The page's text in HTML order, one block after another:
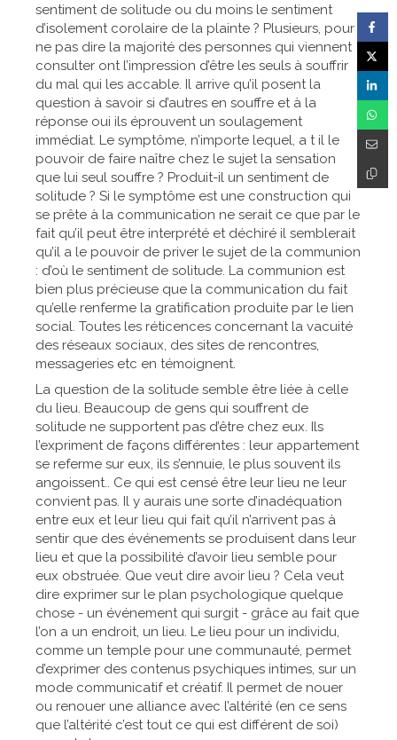
sentiment de solitude ou du moins le sentiment
d’isolement corolaire de la plainte ? Plusieurs, pour
ne pas dire la majorité des personnes qui viennent
consulter ont l’impression d’être les seuls à souffrir
du mal qui les accable. Il arrive qu’il posent la
question à savoir si d’autres en souffre et à la
réponse oui ils éprouvent un soulagement
immédiat. Le symptôme, n’importe lequel, a t il le
pouvoir de faire naître chez le sujet la sensation
que lui seul souffre ? Produit-il un sentiment de
solitude ? Si le symptôme est une construction qui
se prête à la communication ne serait ce que par le
fait qu’il peut être interprété et déchiré il semblerait
qu’il a le pouvoir de priver le sujet de la communion
: d’où le sentiment de solitude. La communion est
bien plus précieuse que la communication du fait
qu’elle renferme la gratification produite par le lien
social. Toutes les réticences concernant la vacuité
des réseaux sociaux, des sites de rencontres,
messageries etc en témoignent.
La question de la solitude semble être liée à celle
du lieu. Beaucoup de gens qui souffrent de
solitude ne supportent pas d’être chez eux. Ils
l’expriment de façons différentes : leur appartement
se referme sur eux, ils s’ennuie, le plus souvent ils
angoissent.. Ce qui est censé être leur lieu ne leur
convient pas. Il y aurais une sorte d’inadéquation
entre eux et leur lieu qui fait qu’il n’arrivent pas à
sentir que des événements se produisent dans leur
lieu et que la possibilité d’avoir lieu semble pour
eux obstruée. Que veut dire avoir lieu ? Cela veut
dire exprimer sur le plan psychologique quelque
chose - un événement qui surgit - grâce au fait que
l’on a un endroit, un lieu. Le lieu pour un individu,
comme un temple pour une communauté, permet
d’exprimer des contenus psychiques intimes, sur un
mode communicatif et créatif. Il permet de nouer
ou renouer une alliance avec l’altérité (en ce sens
que l’altérité c’est tout ce qui est différent de soi)